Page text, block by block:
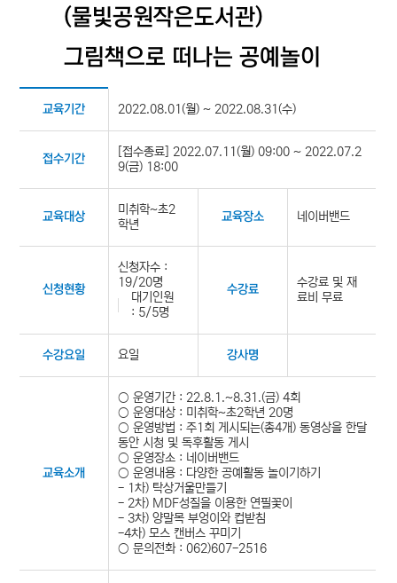
(물빛공원작은도서관)
그림책으로 떠나는 공예놀이
교육기간 2022.08.01(월) ~ 2022.08.31(수)
접수기간
[접수종료] 2022.07.11(월) 09:00 ~ 2022.07.2
9(금) 18:00
교육대상
미취학~초2
학년
교육장소 네이버밴드
신청현황
신청자수 :
19/20명
대기인원
: 5/5명
수강료
수강료 및 재
료비 무료
수강요일 요일 강사명
교육소개
○ 운영기간 : 22.8.1.~8.31.(금) 4회
○ 운영대상 : 미취학~초2학년 20명
○ 운영방법 : 주1회 게시되는(총4개) 동영상을 한달
동안 시청 및 독후활동 게시
○ 운영장소 : 네이버밴드
○ 운영내용 : 다양한 공예활동 놀이기하기
- 1차) 탁상거울만들기
- 2차) MDF성질을 이용한 연필꽃이
- 3차) 양말목 부엉이와 컵받침
-4차) 모스 캔버스 꾸미기
○ 문의전화 : 062)607-2516